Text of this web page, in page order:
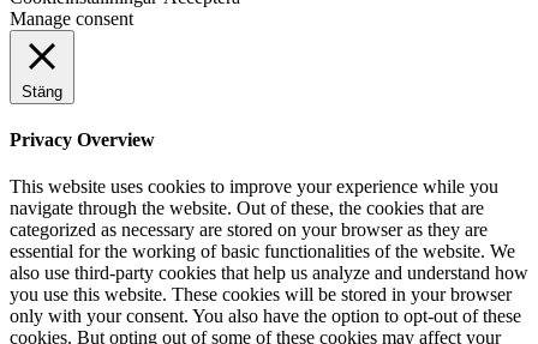
Manage consent
Stäng
Privacy Overview
This website uses cookies to improve your experience while you
navigate through the website. Out of these, the cookies that are
categorized as necessary are stored on your browser as they are
essential for the working of basic functionalities of the website. We
also use third-party cookies that help us analyze and understand how
you use this website. These cookies will be stored in your browser
only with your consent. You also have the option to opt-out of these
cookies. But opting out of some of these cookies may affect your